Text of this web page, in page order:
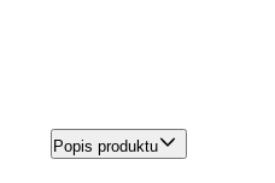
Popis produktu